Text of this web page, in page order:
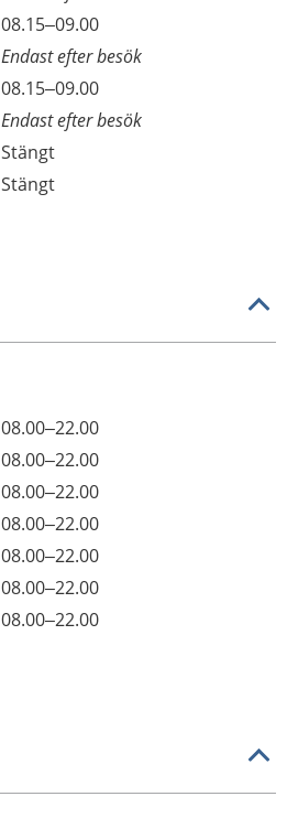
08.15–09.00
Endast efter besök
08.15–09.00
Endast efter besök
Stängt
Stängt
08.00–22.00
08.00–22.00
08.00–22.00
08.00–22.00
08.00–22.00
08.00–22.00
08.00–22.00